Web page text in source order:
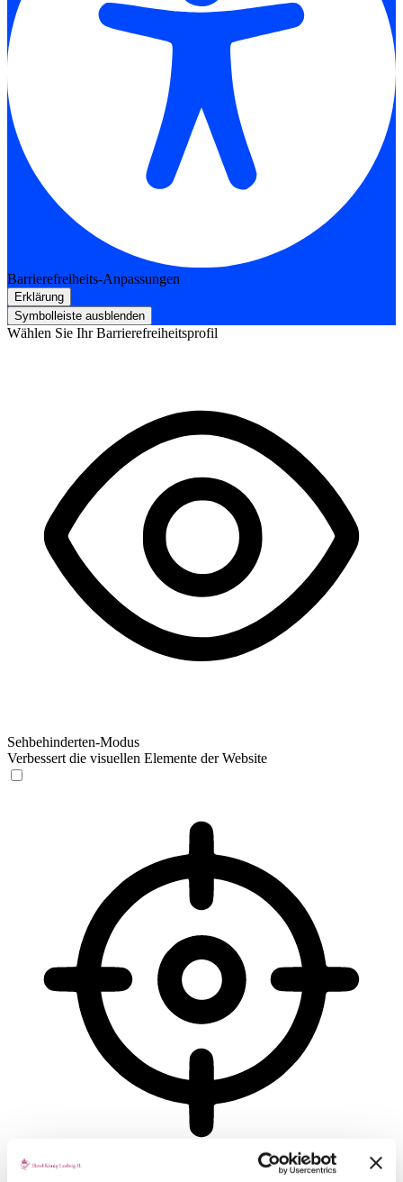
Barrierefreiheits-Anpassungen
Erklärung
Symbolleiste ausblenden
Wählen Sie Ihr Barrierefreiheitsprofil
Sehbehinderten-Modus
Verbessert die visuellen Elemente der Website